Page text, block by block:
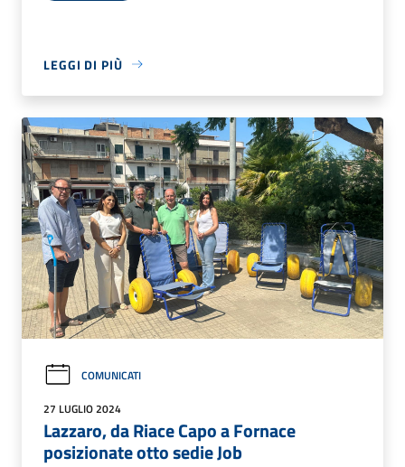
LEGGI DI PIÙ
COMUNICATI
27 LUGLIO 2024
Lazzaro, da Riace Capo a Fornace
posizionate otto sedie Job